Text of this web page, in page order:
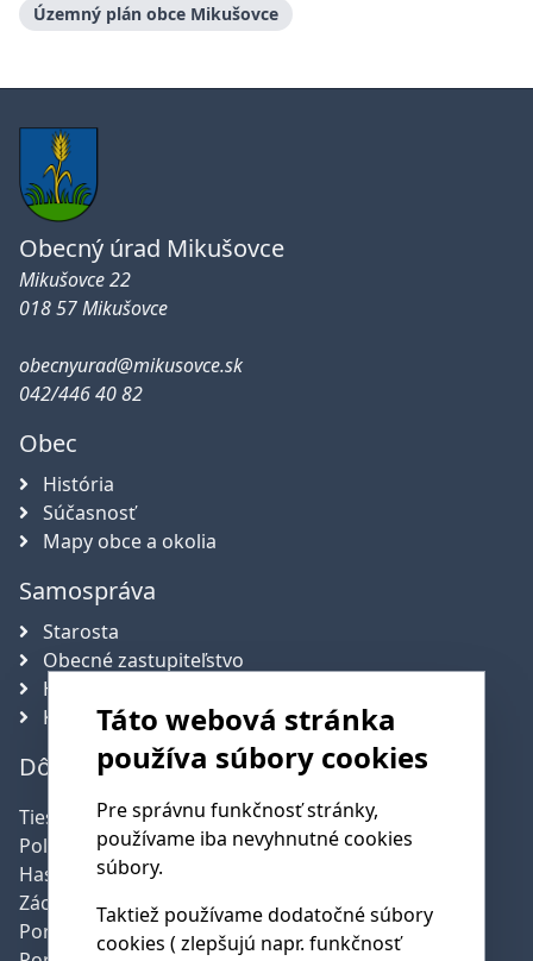
Územný plán obce Mikušovce
Obecný úrad Mikušovce
Mikušovce 22
018 57 Mikušovce
obecnyurad@mikusovce.sk
042/446 40 82
Obec
História
Súčasnosť
Mapy obce a okolia
Samospráva
Starosta
Obecné zastupiteľstvo
Hlavný kontrolór obce
Komisie
Dôležité telefónne čísla
Tiesňová linka:112
Polícia:
158
Hasičská služba:
Záchranná služba:
155
Poruchy SSE: 0800 159 000
Táto webová stránka
používa súbory cookies
Pre správnu funkčnosť stránky,
používame iba nevyhnutné cookies
súbory.
Taktiež používame dodatočné súbory
cookies ( zlepšujú napr. funkčnosť